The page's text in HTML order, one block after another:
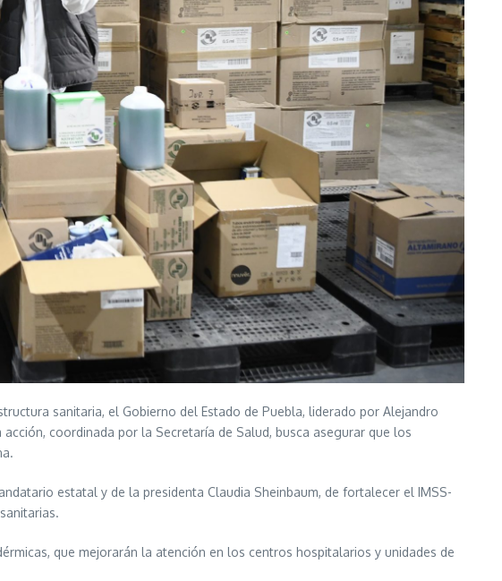
sanitaria, el Gobierno del Estado de Puebla, liderado por Alejandro
coordinada por la Secretaría de Salud, busca asegurar que los
estatal y de la presidenta Claudia Sheinbaum, de fortalecer el IMSS-
que mejorarán la atención en los centros hospitalarios y unidades de